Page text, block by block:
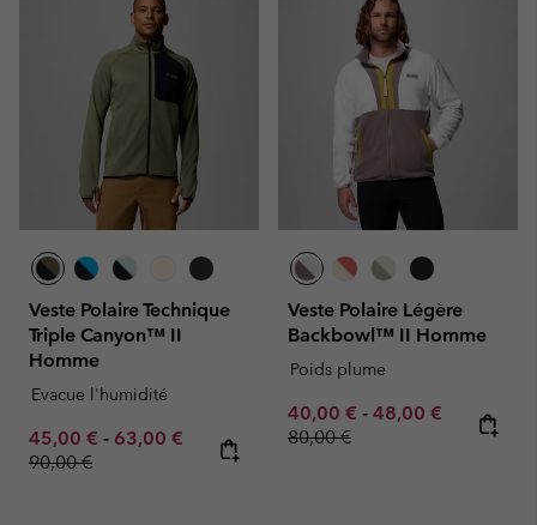
Veste Polaire Technique
Triple Canyon™ II
Homme
Evacue l'humidité
Minimum sale price:
45,00 € - Maximum sale price:
63,00 € Regular price:
90,00 €
Veste Polaire Légère
Backbowl™ II Homme
Poids plume
Minimum sale price:
40,00 € - Maximum sale
48,00 € Regular
80,00 €